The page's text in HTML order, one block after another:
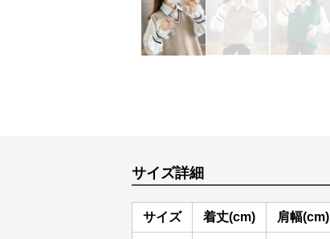
サイズ詳細
サイズ 着丈(cm) 肩幅(cm)